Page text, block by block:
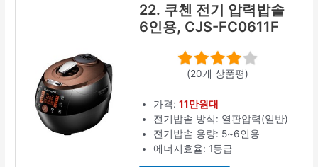
22. 쿠첸 전기 압력밥솥
6인용, CJS-FC0611F
(20개 상품평)
가격:11만원대
전기밥솥 방식: 열판압력(일반)
전기밥솥 용량: 5~6인용
에너지효율: 1등급